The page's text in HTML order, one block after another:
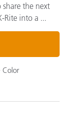
the next
Rite into a ...
Color